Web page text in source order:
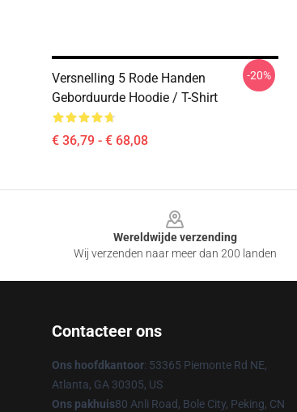
Versnelling 5 Rode Handen
Geborduurde Hoodie / T-Shirt
€ 36,79 - € 68,08
-20%
Wereldwijde verzending
Wij verzenden naar meer dan 200 landen
Contacteer ons
Ons hoofdkantoor: 53365 Piemonte Rd NE,
Atlanta, GA 30305, US
Ons pakhuis80 Anli Road, Bole City, Peking, CN